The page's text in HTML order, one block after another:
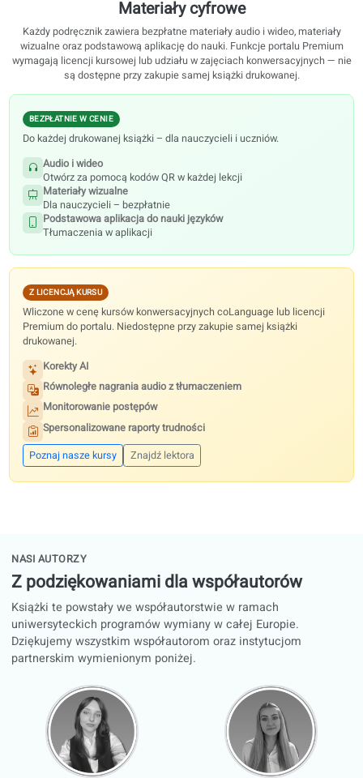
coLanguage jest oficjalnym wydawcą materiałów edukacyjnych,
opracowanych we współpracy z europejskimi uniwersytetami i
wykorzystywanych przez profesjonalnych organizatorów kształcenia
dorosłych w całej UE.
wizualne oraz podstawową aplikację do nauki. Funkcje portalu
wymagają licencji kursowej lub udziału w zajęciach
są dostępne przy zakupie samej książki drukowanej.
Do każdej drukowanej książki – dla nauczycieli i uczniów.
Audio i wideo
Otwórz za pomocą kodów QR w każdej lekcji
Materiały wizualne
Dla nauczycieli – bezpłatnie
Podstawowa aplikacja do nauki języków
Tłumaczenia w aplikacji
Z LICENCJĄ KURSU
Wliczone w cenę kursów konwersacyjnych coLanguage lub licencji
Premium do portalu. Niedostępne przy zakupie samej książki
Monitorowanie postępów
Spersonalizowane raporty trudności
Poznaj nasze kursy
Znajdź lektora
NASI AUTORZY
Z podziękowaniami dla współautorów